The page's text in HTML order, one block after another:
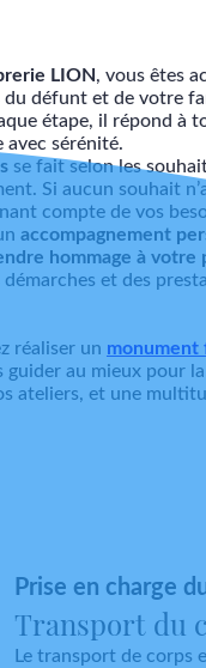
LION, vous êtes
du défunt et de votre
étape, il répond à
sérénité.
se fait selon les
Si aucun souhait
compte de vos
accompagnement
hommage à votre
démarches et des
réaliser un monument
au mieux pour la
ateliers, et une
Prise en charge
Transport du
Le transport de